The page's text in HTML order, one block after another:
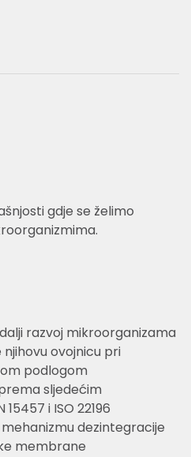
gdje se želimo
razvoj mikroorganizama
ovojnicu pri
podlogom
sljedećim
i ISO 22196
dezintegracije
membrane